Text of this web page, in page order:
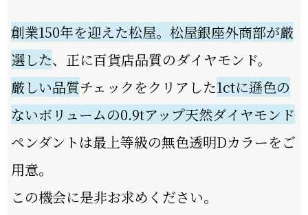
創業150年を迎えた松屋。松屋銀座外商部が厳
選した、正に百貨店品質のダイヤモンド。
厳しい品質チェックをクリアした1ctに遜⾊の
ないボリュームの0.9tアップ天然ダイヤモンド
ペンダントは最上等級の無⾊透明Dカラーをご
⽤意。
この機会に是⾮お求めください。